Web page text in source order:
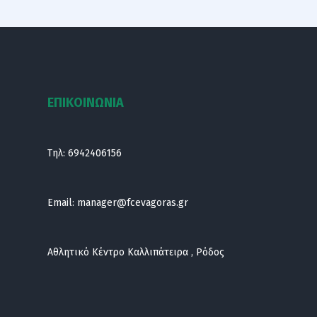
ΕΠΙΚΟΙΝΩΝΙΑ
Τηλ: 6942406156
Email: manager@fcevagoras.gr
Αθλητικό Κέντρο Καλλιπάτειρα , Ρόδος